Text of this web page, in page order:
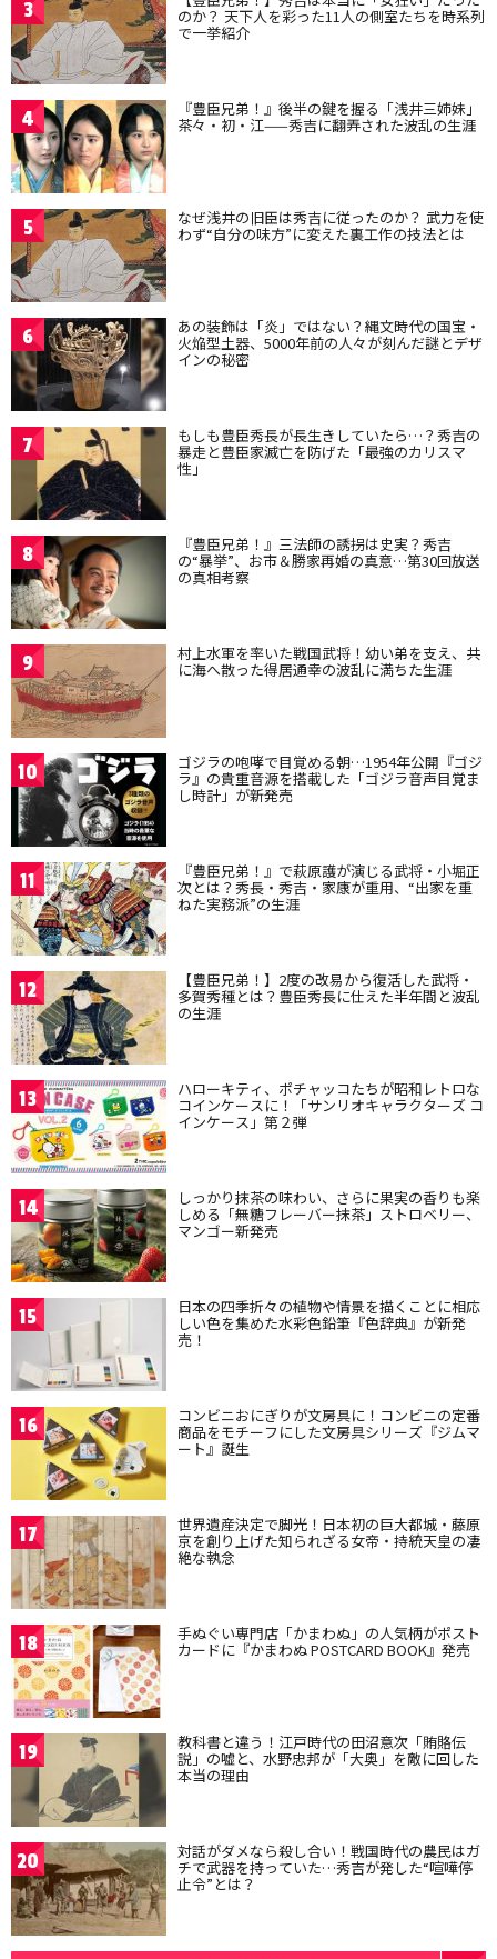
3 のか？ 天下人を彩った11人の側室たちを時系列
で一挙紹介
4 『豊臣兄弟！』後半の鍵を握る「浅井三姉妹」
茶々・初・江——秀吉に翻弄された波乱の生涯
5 なぜ浅井の旧臣は秀吉に従ったのか？ 武力を使
わず“自分の味方”に変えた裏工作の技法とは
6 あの装飾は「炎」ではない？縄文時代の国宝・
火焔型土器、5000年前の人々が刻んだ謎とデザ
インの秘密
7 もしも豊臣秀長が長生きしていたら…？秀吉の
暴走と豊臣家滅亡を防げた「最強のカリスマ
性」
8 『豊臣兄弟！』三法師の誘拐は史実？秀吉
の“暴挙”、お市＆勝家再婚の真意…第30回放送
の真相考察
9 村上水軍を率いた戦国武将！幼い弟を支え、共
に海へ散った得居通幸の波乱に満ちた生涯
10 ゴジラの咆哮で目覚める朝…1954年公開『ゴジ
ラ』の貴重音源を搭載した「ゴジラ音声目覚ま
し時計」が新発売
11 『豊臣兄弟！』で萩原護が演じる武将・小堀正
次とは？秀長・秀吉・家康が重用、“出家を重
ねた実務派”の生涯
12 【豊臣兄弟！】2度の改易から復活した武将・
多賀秀種とは？豊臣秀長に仕えた半年間と波乱
の生涯
13 ハローキティ、ポチャッコたちが昭和レトロな
コインケースに！「サンリオキャラクターズ コ
インケース」第２弾
14 しっかり抹茶の味わい、さらに果実の香りも楽
しめる「無糖フレーバー抹茶」ストロベリー、
マンゴー新発売
15 日本の四季折々の植物や情景を描くことに相応
しい色を集めた水彩色鉛筆『色辞典』が新発
売！
16 コンビニおにぎりが文房具に！コンビニの定番
商品をモチーフにした文房具シリーズ『ジムマ
ート』誕生
17 世界遺産決定で脚光！日本初の巨大都城・藤原
京を創り上げた知られざる女帝・持統天皇の凄
絶な執念
18 手ぬぐい専門店「かまわぬ」の人気柄がポスト
カードに『かまわぬ POSTCARD BOOK』発売
19 教科書と違う！江戸時代の田沼意次「賄賂伝
説」の嘘と、水野忠邦が「大奥」を敵に回した
本当の理由
20 対話がダメなら殺し合い！戦国時代の農民はガ
チで武器を持っていた…秀吉が発した“喧嘩停
止令”とは？